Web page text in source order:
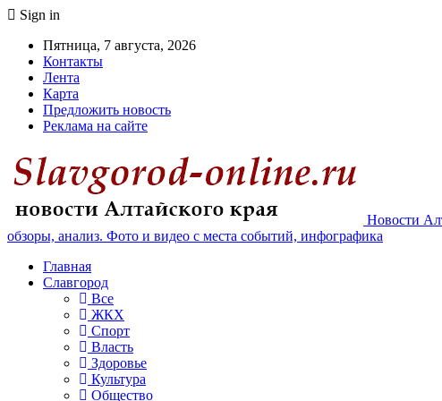
Sign in
Пятница, 7 августа, 2026
Контакты
Лента
Карта
Предложить новость
Реклама на сайте
Новости
обзоры, анализ. Фото и видео с места событий, инфографика
Главная
Славгород
Все
ЖКХ
Спорт
Власть
Здоровье
Культура
Общество